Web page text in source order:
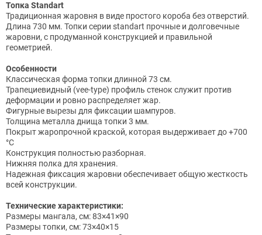
Топка Standart
Традиционная жаровня в виде простого короба без отверстий.
Длина 730 мм. Топки серии standart прочные и долговечные
жаровни, с продуманной конструкцией и правильной
геометрией.
Особенности
Классическая форма топки длинной 73 см.
Трапециевидный (vee-type) профиль стенок служит против
деформации и ровно распределяет жар.
Фигурные вырезы для фиксации шампуров.
Толщина металла днища топки 3 мм.
Покрыт жаропрочной краской, которая выдерживает до +700
°C
Конструкция полностью разборная.
Нижняя полка для хранения.
Надежная фиксация жаровни обеспечивает общую жесткость
всей конструкции.
Технические характеристики:
Размеры мангала, см: 83×41×90
Размеры топки, см: 73×40×15